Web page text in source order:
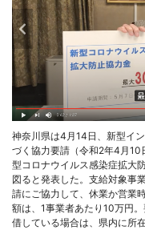
神奈川県は4月14日、新型イ
づく協力要請（令和2年4月
型コロナウイルス感染症拡大
図ると発表した。支給対象事
請にご協力して、休業か営業
額は、1事業者あたり10万円
借している場合は、県内に所